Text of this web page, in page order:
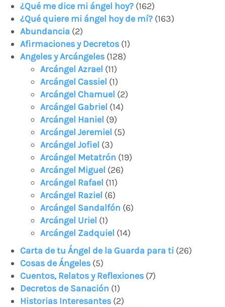
¿Qué me dice mi ángel hoy? (162)
¿Qué quiere mi ángel hoy de mí? (163)
Abundancia (2)
Afirmaciones y Decretos (1)
Angeles y Arcángeles (128)
Arcángel Azrael (11)
Arcángel Cassiel (1)
Arcángel Chamuel (2)
Arcángel Gabriel (14)
Arcángel Haniel (9)
Arcángel Jeremiel (5)
Arcángel Jofiel (3)
Arcángel Metatrón (19)
Arcángel Miguel (26)
Arcángel Rafael (11)
Arcángel Raziel (6)
Arcángel Sandalfón (6)
Arcángel Uriel (1)
Arcángel Zadquiel (14)
Carta de tu Ángel de la Guarda para ti (26)
Cosas de Ángeles (5)
Cuentos, Relatos y Reflexiones (7)
Decretos de Sanación (1)
Historias Interesantes (2)